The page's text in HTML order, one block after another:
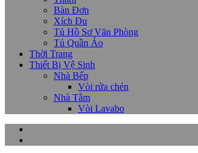
Bàn Đơn
Xích Đu
Tủ Hồ Sơ Văn Phòng
Tủ Quần Áo
Thời Trang
Thiết Bị Vệ Sinh
Nhà Bếp
Vòi rửa chén
Nhà Tắm
Vòi Lavabo